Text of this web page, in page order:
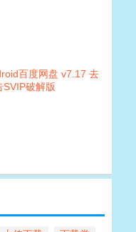
百度网盘 v7.17 去
SVIP破解版